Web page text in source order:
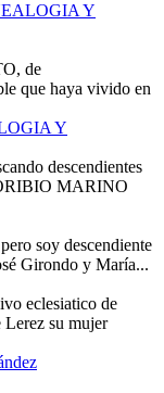
Y
de
que haya vivido en
Y
descendientes
MARINO
soy descendiente
Girondo y María...
eclesiatico de
su mujer